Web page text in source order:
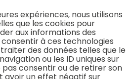
expériences, nous utilisons
que les cookies pour
aux informations des
à ces technologies
des données telles que le
ou les ID uniques sur
pas consentir ou de retirer son
&
&
&
Médecine
Interne
En Savoir
Plus
(Médecine
Interne)